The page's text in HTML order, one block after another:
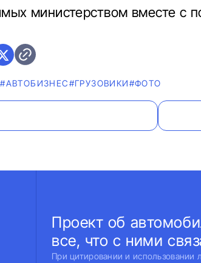
министерством вместе с
#AВТОБИЗНЕС#ГРУЗОВИКИ#ФОТО
Проект об
все, что с ними
При цитировании и использовании